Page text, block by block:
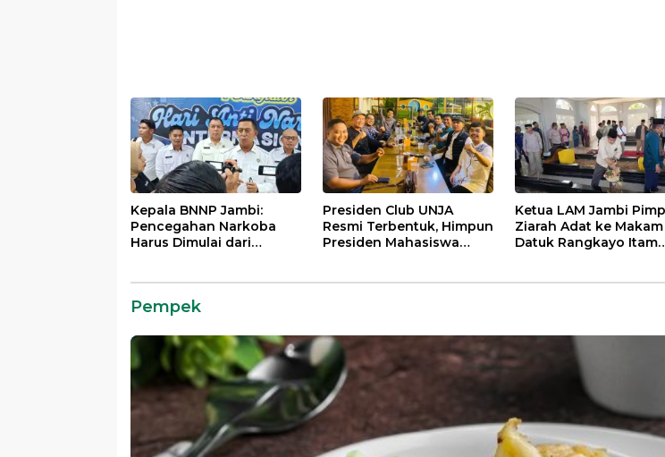
Kepala BNNP Jambi:
Pencegahan Narkoba
Harus Dimulai dari
Presiden Club UNJA
Resmi Terbentuk, Himpun
Presiden Mahasiswa
Ketua LAM Jambi
Ziarah Adat ke Makam
Datuk Rangkayo Itam
Pempek